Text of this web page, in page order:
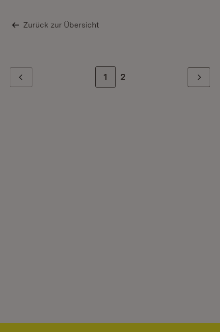
Zurück zur Übersicht
Zur Seite
1 Zur letzten Seite
2 Weiter